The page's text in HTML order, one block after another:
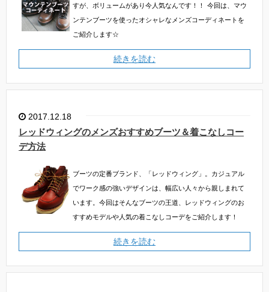
すが、ボリュームがあり今人気なんです！！
今回は、マウ
ンテンブーツを使ったオシャレなメンズコーディネートを
ご紹介します☆
続きを読む
2017.12.18
レッドウィングのメンズおすすめブーツ＆着こなしコー
デ方法
ブーツの定番ブランド、「レッドウィング」。カジュアル
でワーク感の強いデザインは、幅広い人々から親しまれて
います。今回はそんなブーツの王道、レッドウィングのお
すすめモデルや人気の着こなしコーデをご紹介します！
続きを読む